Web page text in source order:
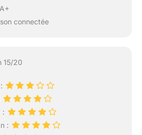
connectée
15/20
:
: